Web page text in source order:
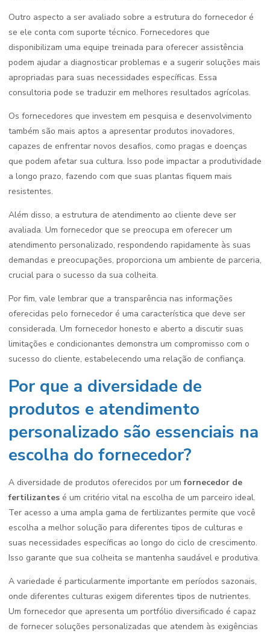
Outro aspecto a ser avaliado sobre a estrutura do fornecedor é
se ele conta com suporte técnico. Fornecedores que
disponibilizam uma equipe treinada para oferecer assistência
podem ajudar a diagnosticar problemas e a sugerir soluções mais
apropriadas para suas necessidades específicas. Essa
consultoria pode se traduzir em melhores resultados agrícolas.
Os fornecedores que investem em pesquisa e desenvolvimento
também são mais aptos a apresentar produtos inovadores,
capazes de enfrentar novos desafios, como pragas e doenças
que podem afetar sua cultura. Isso pode impactar a produtividade
a longo prazo, fazendo com que suas plantas fiquem mais
resistentes.
Além disso, a estrutura de atendimento ao cliente deve ser
avaliada. Um fornecedor que se preocupa em oferecer um
atendimento personalizado, respondendo rapidamente às suas
demandas e preocupações, proporciona um ambiente de parceria,
crucial para o sucesso da sua colheita.
Por fim, vale lembrar que a transparência nas informações
oferecidas pelo fornecedor é uma característica que deve ser
considerada. Um fornecedor honesto e aberto a discutir suas
limitações e condicionantes demonstra um compromisso com o
sucesso do cliente, estabelecendo uma relação de confiança.
Por que a diversidade de
produtos e atendimento
personalizado são essenciais na
escolha do fornecedor?
A diversidade de produtos oferecidos por umfornecedor de
fertilizantes é um critério vital na escolha de um parceiro ideal.
Ter acesso a uma ampla gama de fertilizantes permite que você
escolha a melhor solução para diferentes tipos de culturas e
suas necessidades específicas ao longo do ciclo de crescimento.
Isso garante que sua colheita se mantenha saudável e produtiva.
A variedade é particularmente importante em períodos sazonais,
onde diferentes culturas exigem diferentes tipos de nutrientes.
Um fornecedor que apresenta um portfólio diversificado é capaz
de fornecer soluções personalizadas que atendem às exigências